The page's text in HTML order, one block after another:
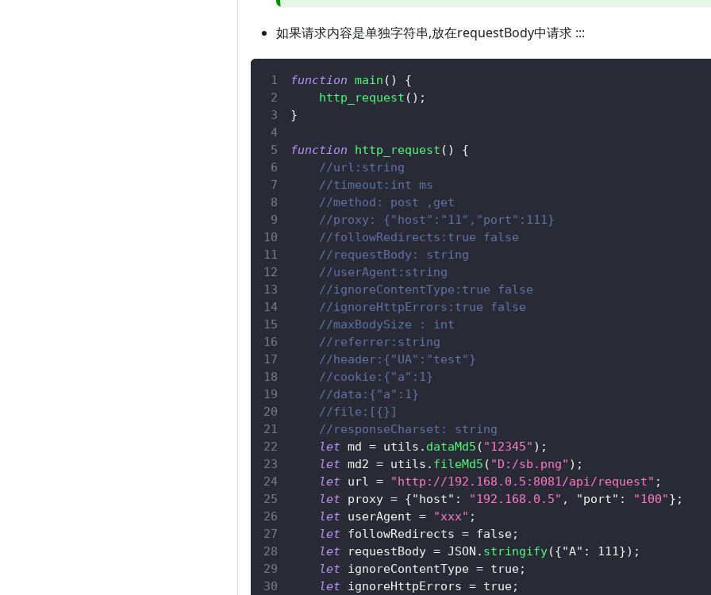
如果请求内容是单独字符串,放在requestBody中请求 :::
function main ( )
{
http_request ( ) ;
}
function http_request ( )
{
//url:string
//timeout:int ms
//method: post ,get
//proxy: {"host":"11","port":111}
//followRedirects:true false
//requestBody: string
//userAgent:string
//ignoreContentType:true false
//ignoreHttpErrors:true false
//maxBodySize : int
//referrer:string
//header:{"UA":"test"}
//cookie:{"a":1}
//data:{"a":1}
//file:[{}]
//responseCharset: string
let md = utils . dataMd5 ( "12345" ) ;
let md2 = utils . fileMd5 ( "D:/sb.png" ) ;
let url = "http://192.168.0.5:8081/api/request" ;
let proxy = {"host" : "192.168.0.5" , "port" : "100"} ;
let userAgent = "xxx" ;
let followRedirects = false;
let requestBody = JSON . stringify({"A" : 111}) ;
let ignoreContentType = true;
let ignoreHttpErrors = true;